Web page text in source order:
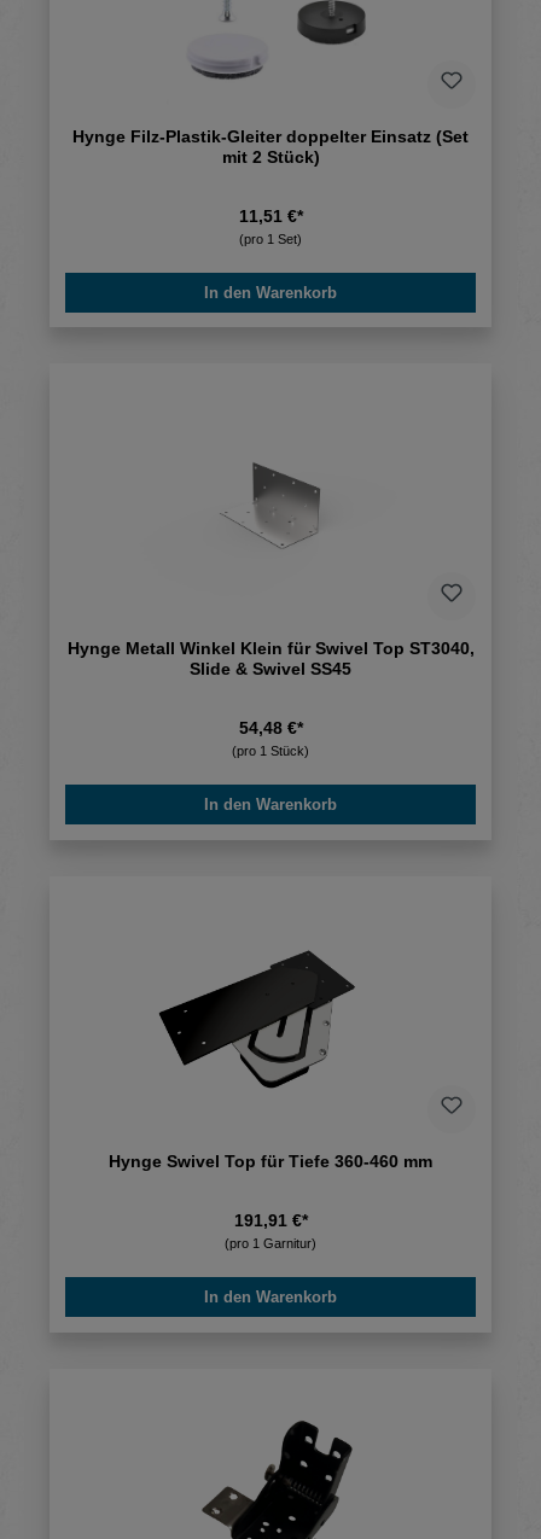
Hynge Filz-Plastik-Gleiter doppelter Einsatz (Set
mit 2 Stück)
11,51 €*
(pro 1 Set)
In den Warenkorb
Hynge Metall Winkel Klein für Swivel Top ST3040,
Slide & Swivel SS45
54,48 €*
(pro 1 Stück)
In den Warenkorb
Hynge Swivel Top für Tiefe 360-460 mm
191,91 €*
(pro 1 Garnitur)
In den Warenkorb